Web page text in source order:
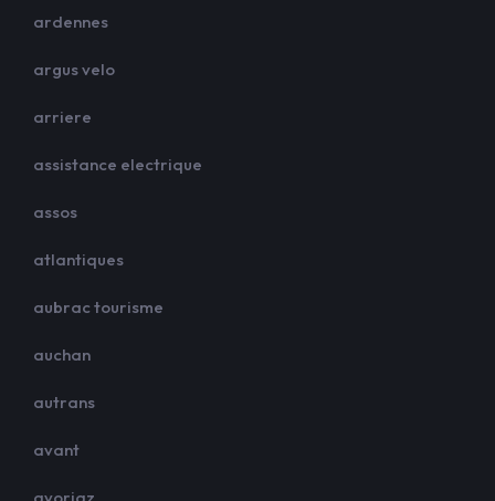
ardennes
argus velo
arriere
assistance electrique
assos
atlantiques
aubrac tourisme
auchan
autrans
avant